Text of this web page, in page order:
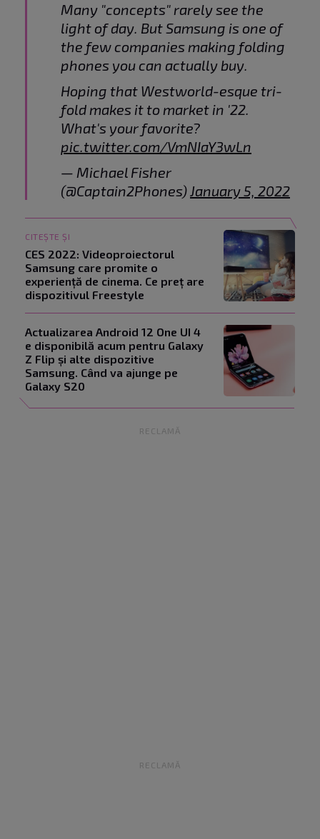
Many "concepts" rarely see the
light of day. But Samsung is one of
the few companies making folding
phones you can actually buy.
Hoping that Westworld-esque tri-
fold makes it to market in '22.
What's your favorite?
pic.twitter.com/VmNIaY3wLn
— Michael Fisher
(@Captain2Phones)January 5, 2022
CITEȘTE ȘI
CES 2022: Videoproiectorul
Samsung care promite o
experiență de cinema. Ce preț are
dispozitivul Freestyle
Actualizarea Android 12 One UI 4
e disponibilă acum pentru Galaxy
Z Flip și alte dispozitive
Samsung. Când va ajunge pe
Galaxy S20
RECLAMĂ
RECLAMĂ